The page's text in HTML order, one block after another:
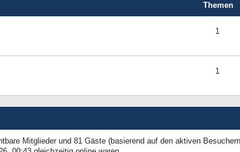
Themen
1
1
Mitglieder und 81 Gäste (basierend auf den aktiven